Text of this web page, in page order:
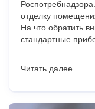
отделку
На что обратить
стандартные
Читать далее